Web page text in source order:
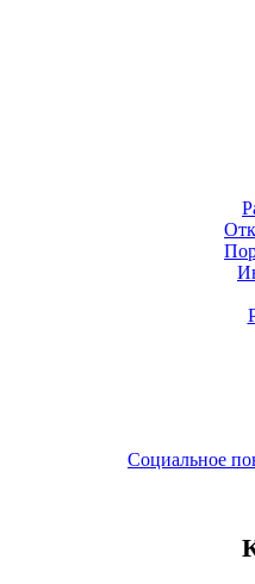
Социальное